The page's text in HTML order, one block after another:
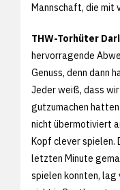
Mannschaft, die mit
THW-Torhüter
hervorragende
Genuss, denn dann
Jeder weiß, dass
gutzumachen
nicht übermotiviert
Kopf clever spielen.
letzten Minute
spielen konnten,